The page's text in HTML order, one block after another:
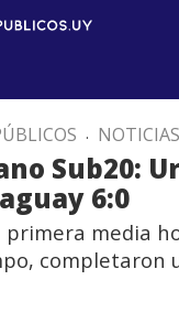
. NOTICIAS
Sub20:
6:0
primera media
completaron